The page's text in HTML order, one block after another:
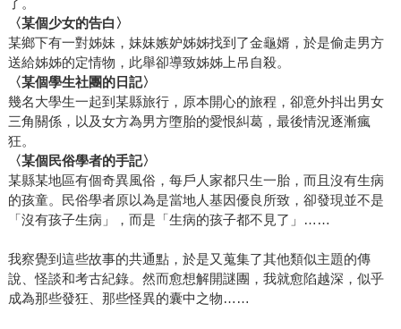
了。
〈某個少女的告白〉
某鄉下有一對姊妹，妹妹嫉妒姊姊找到了金龜婿，於是偷走男方
送給姊姊的定情物，此舉卻導致姊姊上吊自殺。
〈某個學生社團的日記〉
幾名大學生一起到某縣旅行，原本開心的旅程，卻意外抖出男女
三角關係，以及女方為男方墮胎的愛恨糾葛，最後情況逐漸瘋
狂。
〈某個民俗學者的手記〉
某縣某地區有個奇異風俗，每戶人家都只生一胎，而且沒有生病
的孩童。民俗學者原以為是當地人基因優良所致，卻發現並不是
「沒有孩子生病」，而是「生病的孩子都不見了」……
我察覺到這些故事的共通點，於是又蒐集了其他類似主題的傳
說、怪談和考古紀錄。然而愈想解開謎團，我就愈陷越深，似乎
成為那些發狂、那些怪異的囊中之物……